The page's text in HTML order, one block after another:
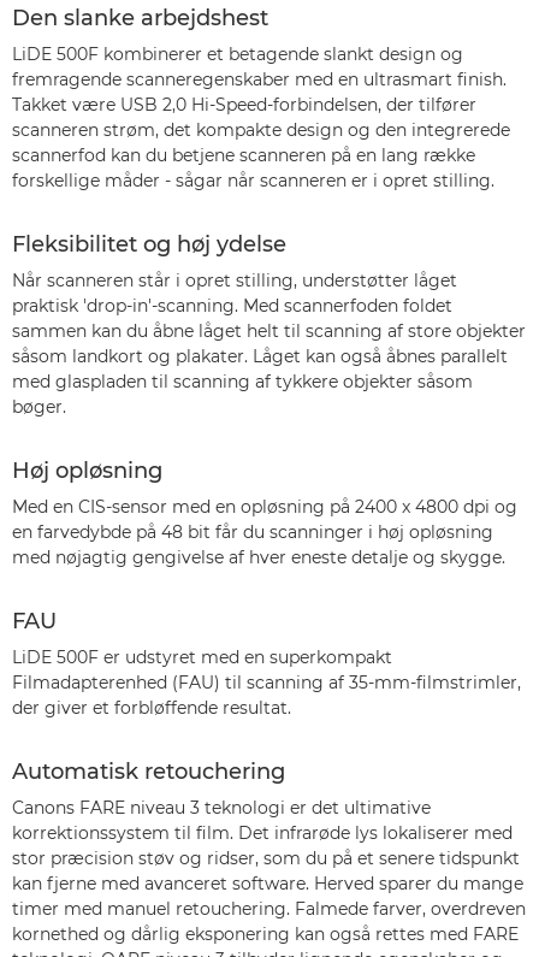
Den slanke arbejdshest
LiDE 500F kombinerer et betagende slankt design og
fremragende scanneregenskaber med en ultrasmart finish.
Takket være USB 2,0 Hi-Speed-forbindelsen, der tilfører
scanneren strøm, det kompakte design og den integrerede
scannerfod kan du betjene scanneren på en lang række
forskellige måder - sågar når scanneren er i opret stilling.
Fleksibilitet og høj ydelse
Når scanneren står i opret stilling, understøtter låget
praktisk 'drop-in'-scanning. Med scannerfoden foldet
sammen kan du åbne låget helt til scanning af store objekter
såsom landkort og plakater. Låget kan også åbnes parallelt
med glaspladen til scanning af tykkere objekter såsom
bøger.
Høj opløsning
Med en CIS-sensor med en opløsning på 2400 x 4800 dpi og
en farvedybde på 48 bit får du scanninger i høj opløsning
med nøjagtig gengivelse af hver eneste detalje og skygge.
FAU
LiDE 500F er udstyret med en superkompakt
Filmadapterenhed (FAU) til scanning af 35-mm-filmstrimler,
der giver et forbløffende resultat.
Automatisk retouchering
Canons FARE niveau 3 teknologi er det ultimative
korrektionssystem til film. Det infrarøde lys lokaliserer med
stor præcision støv og ridser, som du på et senere tidspunkt
kan fjerne med avanceret software. Herved sparer du mange
timer med manuel retouchering. Falmede farver, overdreven
kornethed og dårlig eksponering kan også rettes med FARE